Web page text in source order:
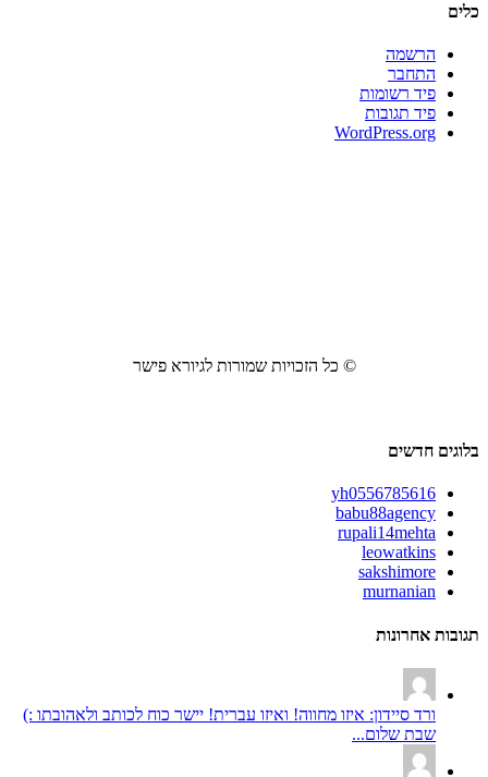
כלים
הרשמה
התחבר
פיד רשומות
פיד תגובות
WordPress.org
© כל הזכויות שמורות לגיורא פישר
בלוגים חדשים
yh0556785616
babu88agency
rupali14mehta
leowatkins
sakshimore
murnanian
תגובות אחרונות
ורד סיידון: איזו מחווה! ואיזו עברית! יישר כוח לכותב ולאהובתו :)
שבת שלום...